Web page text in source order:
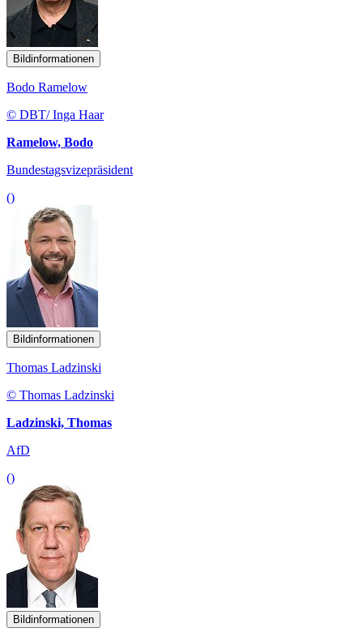
Bildinformationen
Bodo Ramelow
© DBT/ Inga Haar
Ramelow, Bodo
Bundestagsvizepräsident
()
Bildinformationen
Thomas Ladzinski
© Thomas Ladzinski
Ladzinski, Thomas
AfD
()
Bildinformationen